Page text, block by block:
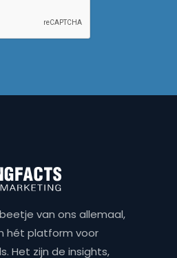
van ons allemaal,
hét platform voor
Het zijn de insights,